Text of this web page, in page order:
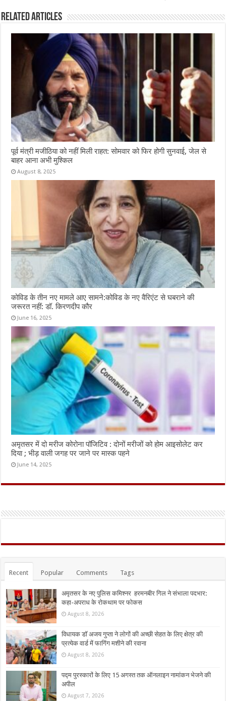
Related Articles
पूर्व मंत्री मजीठिया को नहीं मिली राहत: सोमवार को फिर होगी सुनवाई, जेल से
बाहर आना अभी मुश्किल
August 8, 2025
कोविड के तीन नए मामले आए सामने:कोविड के नए वैरिएंट से घबराने की
जरूरत नहीं: डॉ. किरणदीप कौर
June 16, 2025
अमृतसर में दो मरीज कोरोना पॉजिटिव : दोनों मरीजों को होम आइसोलेट कर
दिया ; भीड़ वाली जगह पर जाने पर मास्क पहने
June 14, 2025
Recent Popular Comments Tags
अमृतसर के नए पुलिस कमिश्नर हरमनबीर गिल ने संभाला पदभार:
कहा-अपराध के रोकथाम पर फोकस
August 8, 2026
विधायक डॉ अजय गुप्ता ने लोगों की अच्छी सेहत के लिए क्षेत्र की
प्रत्येक वार्ड में फागिंग मशीने की रवाना
August 8, 2026
पद्म पुरस्कारों के लिए 15 अगस्त तक ऑनलाइन नामांकन भेजने की
अपील
August 7, 2026